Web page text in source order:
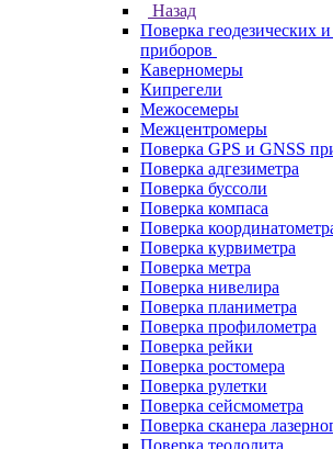
Назад
Поверка геодезических
приборов
Каверномеры
Кипрегели
Межосемеры
Межцентромеры
Поверка GPS и GNSS
Поверка адгезиметра
Поверка буссоли
Поверка компаса
Поверка
Поверка курвиметра
Поверка метра
Поверка нивелира
Поверка планиметра
Поверка профилометра
Поверка рейки
Поверка ростомера
Поверка рулетки
Поверка сейсмометра
Поверка сканера
Поверка теодолита